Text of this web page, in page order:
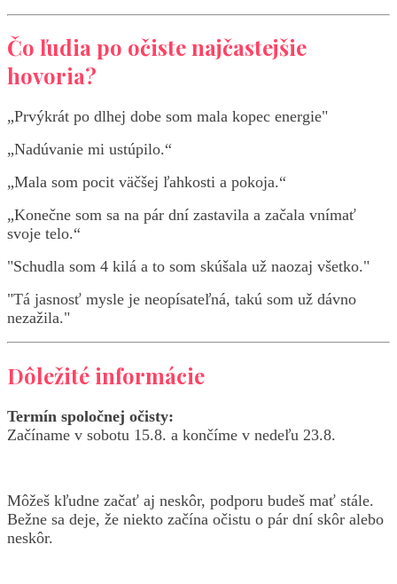
Čo ľudia po očiste najčastejšie
hovoria?
„Prvýkrát po dlhej dobe som mala kopec energie"
„Nadúvanie mi ustúpilo.“
„Mala som pocit väčšej ľahkosti a pokoja.“
„Konečne som sa na pár dní zastavila a začala vnímať
svoje telo.“
"Schudla som 4 kilá a to som skúšala už naozaj všetko."
"Tá jasnosť mysle je neopísateľná, takú som už dávno
nezažila."
Dôležité informácie
Termín spoločnej očisty:
Začíname v sobotu 15.8. a končíme v nedeľu 23.8.
Môžeš kľudne začať aj neskôr, podporu budeš mať stále.
Bežne sa deje, že niekto začína očistu o pár dní skôr alebo
neskôr.